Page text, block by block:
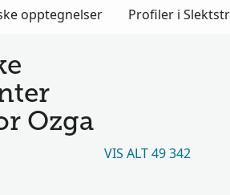
opptegnelser Profiler i
Ozga
VIS ALT 49 342